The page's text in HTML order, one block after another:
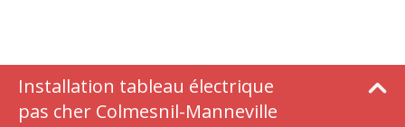
Installation tableau électrique
pas cher Colmesnil-Manneville